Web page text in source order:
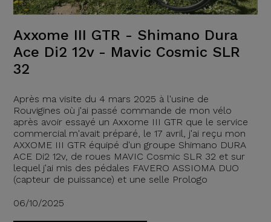
Axxome III GTR - Shimano Dura
Ace Di2 12v - Mavic Cosmic SLR
32
Après ma visite du 4 mars 2025 à l'usine de
Rouvigines où j'ai passé commande de mon vélo
après avoir essayé un Axxome III GTR que le service
commercial m'avait préparé, le 17 avril, j'ai reçu mon
AXXOME III GTR équipé d'un groupe Shimano DURA
ACE Di2 12v, de roues MAVIC Cosmic SLR 32 et sur
lequel j'ai mis des pédales FAVERO ASSIOMA DUO
(capteur de puissance) et une selle Prologo
06/10/2025